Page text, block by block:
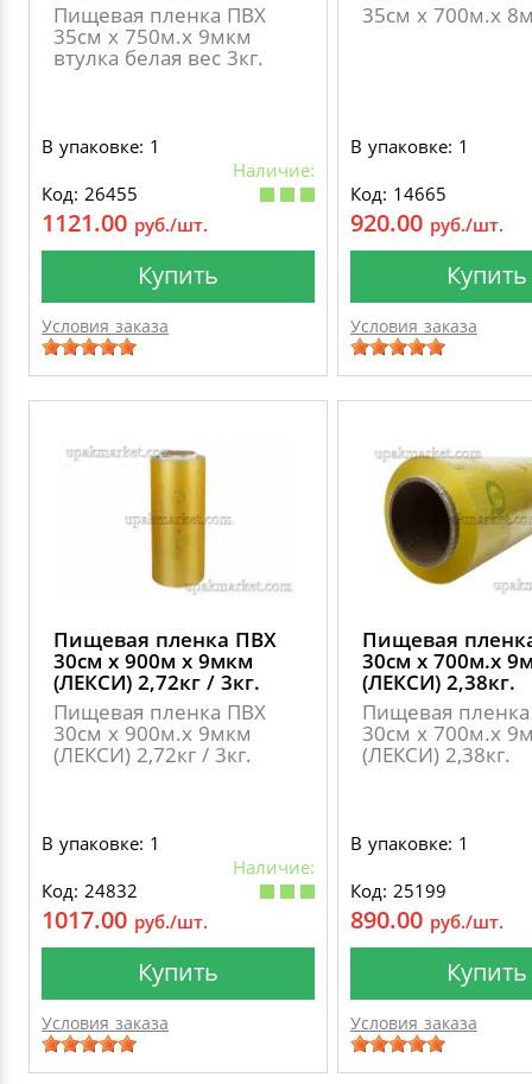
Пищевая пленка ПВХ
35см х 750м.х 9мкм
втулка белая вес 3кг.
В упаковке: 1
Наличие:
Код: 26455
1121.00 руб./шт.
Купить
Условия заказа
35см х 700м.х
В упаковке: 1
Код: 14665
920.00 руб./шт.
Купить
Условия заказа
Пищевая пленка ПВХ
30см х 900м х 9мкм
(ЛЕКСИ) 2,72кг / 3кг.
Пищевая пленка ПВХ
30см х 900м.х 9мкм
(ЛЕКСИ) 2,72кг / 3кг.
В упаковке: 1
Наличие:
Код: 24832
1017.00 руб./шт.
Купить
Условия заказа
Пищевая
30см х 700м.х
(ЛЕКСИ) 2,38кг.
Пищевая
30см х 700м.х
(ЛЕКСИ) 2,38кг.
В упаковке: 1
Код: 25199
890.00 руб./шт.
Купить
Условия заказа